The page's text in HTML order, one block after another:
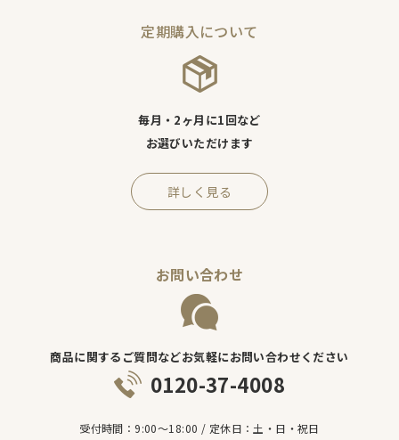
定期購入について
毎月・2ヶ月に1回など
お選びいただけます
詳しく見る
お問い合わせ
商品に関するご質問などお気軽にお問い合わせください
0120-37-4008
受付時間：9:00～18:00 / 定休日：土・日・祝日